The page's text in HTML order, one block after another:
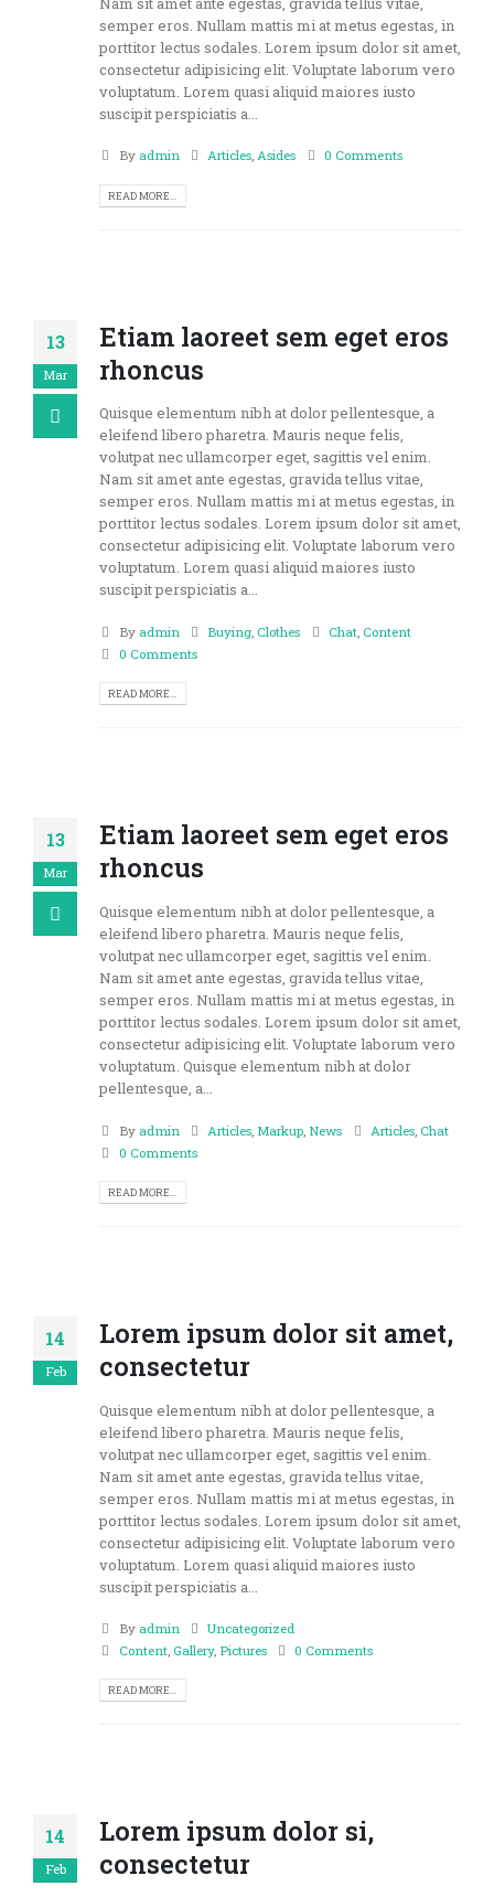
semper eros. Nullam mattis mi at metus egestas, in
porttitor lectus sodales. Lorem ipsum dolor sit amet,
consectetur adipisicing elit. Voluptate laborum vero
voluptatum. Lorem quasi aliquid maiores iusto
suscipit perspiciatis a...
By admin Articles,Asides 0 Comments
READ MORE...
13
Mar
Etiam laoreet sem eget eros
rhoncus
Quisque elementum nibh at dolor pellentesque, a
eleifend libero pharetra. Mauris neque felis,
volutpat nec ullamcorper eget, sagittis vel enim.
Nam sit amet ante egestas, gravida tellus vitae,
semper eros. Nullam mattis mi at metus egestas, in
porttitor lectus sodales. Lorem ipsum dolor sit amet,
consectetur adipisicing elit. Voluptate laborum vero
voluptatum. Lorem quasi aliquid maiores iusto
suscipit perspiciatis a...
By admin Buying ,Clothes Chat ,Content
0 Comments
READ MORE...
13
Mar
Etiam laoreet sem eget eros
rhoncus
Quisque elementum nibh at dolor pellentesque, a
eleifend libero pharetra. Mauris neque felis,
volutpat nec ullamcorper eget, sagittis vel enim.
Nam sit amet ante egestas, gravida tellus vitae,
semper eros. Nullam mattis mi at metus egestas, in
porttitor lectus sodales. Lorem ipsum dolor sit amet,
consectetur adipisicing elit. Voluptate laborum vero
voluptatum. Quisque elementum nibh at dolor
pellentesque, a...
By admin Articles Markup News Articles ,Chat
0 Comments
READ MORE...
14
Feb
Lorem ipsum dolor sit amet,
consectetur
Quisque elementum nibh at dolor pellentesque, a
eleifend libero pharetra. Mauris neque felis,
volutpat nec ullamcorper eget, sagittis vel enim.
Nam sit amet ante egestas, gravida tellus vitae,
semper eros. Nullam mattis mi at metus egestas, in
porttitor lectus sodales. Lorem ipsum dolor sit amet,
consectetur adipisicing elit. Voluptate laborum vero
voluptatum. Lorem quasi aliquid maiores iusto
suscipit perspiciatis a...
By admin
Uncategorized
Content, Gallery, Pictures 0 Comments
READ MORE...
14
Feb
Lorem ipsum dolor si,
consectetur